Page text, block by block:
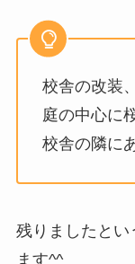
校舎の改装
庭の中心に
校舎の隣に
残りましたとい
ます^^